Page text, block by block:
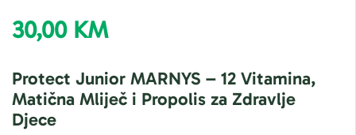
30,00 KM
Protect Junior MARNYS – 12 Vitamina,
Matična Mliječ i Propolis za Zdravlje
Djece